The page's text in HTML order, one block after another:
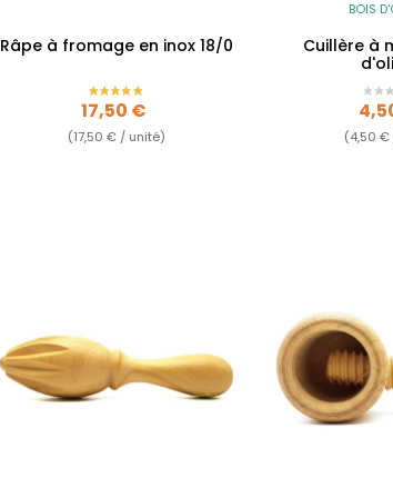
Râpe à fromage en inox 18/0
Prix
17,50 €
(17,50 € / unité)
BOIS
Cuillère à
Prix
(4,50